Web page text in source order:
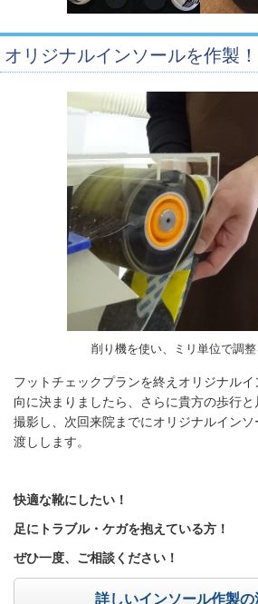
オリジナルインソールを作製！
削り機を使い、ミリ単位で調
フットチェックプランを終え オリジナル
向に決まりましたら、さらに貴方の歩行
撮影し、次回来院までにオリジナルインソ
渡しします。
快適な靴にしたい！
足にトラブル・ケガを抱えている方！
ぜひ一度、ご相談ください！
詳しいインソール作製の